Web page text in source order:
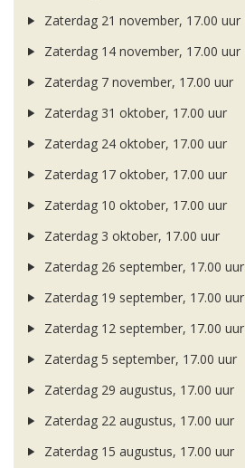
Zaterdag 21 november, 17.00 uur
Zaterdag 14 november, 17.00 uur
Zaterdag 7 november, 17.00 uur
Zaterdag 31 oktober, 17.00 uur
Zaterdag 24 oktober, 17.00 uur
Zaterdag 17 oktober, 17.00 uur
Zaterdag 10 oktober, 17.00 uur
Zaterdag 3 oktober, 17.00 uur
Zaterdag 26 september, 17.00 uur
Zaterdag 19 september, 17.00 uur
Zaterdag 12 september, 17.00 uur
Zaterdag 5 september, 17.00 uur
Zaterdag 29 augustus, 17.00 uur
Zaterdag 22 augustus, 17.00 uur
Zaterdag 15 augustus, 17.00 uur